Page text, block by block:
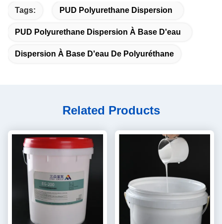
Tags: PUD Polyurethane Dispersion
PUD Polyurethane Dispersion À Base D'eau
Dispersion À Base D'eau De Polyuréthane
Related Products